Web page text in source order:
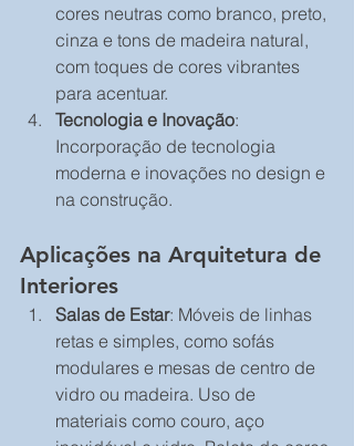
cores neutras como branco, preto,
cinza e tons de madeira natural,
com toques de cores vibrantes
para acentuar.
Tecnologia e Inovação:
Incorporação de tecnologia
moderna e inovações no design e
na construção.
Aplicações na Arquitetura de
Interiores
Salas de Estar: Móveis de linhas
retas e simples, como sofás
modulares e mesas de centro de
vidro ou madeira. Uso de
materiais como couro, aço